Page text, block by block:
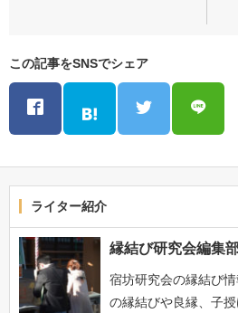
この記事をSNSでシェア
ライター紹介
縁結び研究会編集
宿坊研究会の縁結び
の縁結びや良縁、子